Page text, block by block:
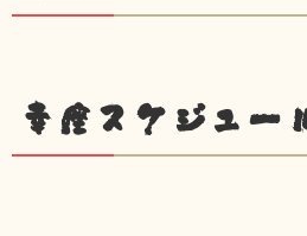
幸座スケジュー